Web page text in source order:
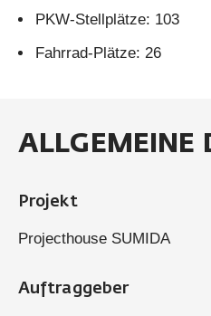
PKW-Stellplätze: 103
Fahrrad-Plätze: 26
ALLGEMEINE
Projekt
Projecthouse SUMIDA
Auftraggeber